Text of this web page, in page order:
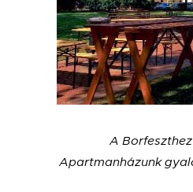
A
Apartmanházunk